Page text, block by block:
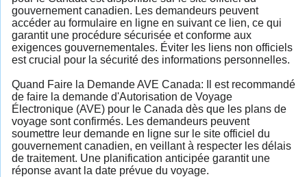
gouvernement canadien. Les demandeurs peuvent
accéder au formulaire en ligne en suivant ce lien, ce qui
garantit une procédure sécurisée et conforme aux
exigences gouvernementales. Éviter les liens non officiels
est crucial pour la sécurité des informations personnelles.
Quand Faire la Demande AVE Canada: Il est recommandé
de faire la demande d'Autorisation de Voyage
Électronique (AVE) pour le Canada dès que les plans de
voyage sont confirmés. Les demandeurs peuvent
soumettre leur demande en ligne sur le site officiel du
gouvernement canadien, en veillant à respecter les délais
de traitement. Une planification anticipée garantit une
réponse avant la date prévue du voyage.